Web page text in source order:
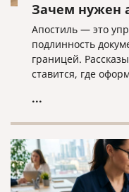
Зачем нужен
Апостиль — это
подлинность
границей.
ставится, где
...